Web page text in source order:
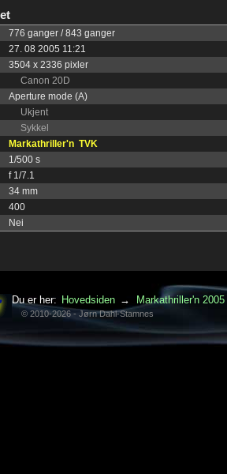
776 ganger / 843 ganger
27. 08 2005 11:21
3504 x 2336 pixler
Canon 20D
Aperture mode (A)
Ukjent
Sykkel
Markathriller'n TVK
1/500 s
f 1/7.1
34 mm
400
Nei
Du er her: Hovedsiden → Markathriller'n
© 2010-2026 - Jørn Dahl-Stamnes